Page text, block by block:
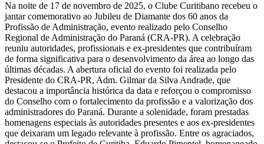
Na noite de 17 de novembro de 2025, o Clube Curitibano recebeu o
jantar comemorativo ao Jubileu de Diamante dos 60 anos da
Profissão de Administração, evento realizado pelo Conselho
Regional de Administração do Paraná (CRA-PR). A celebração
reuniu autoridades, profissionais e ex-presidentes que contribuíram
de forma significativa para o desenvolvimento da área ao longo das
últimas décadas. A abertura oficial do evento foi realizada pelo
Presidente do CRA-PR, Adm. Gilmar da Silva Andrade, que
destacou a importância histórica da data e reforçou o compromisso
do Conselho com o fortalecimento da profissão e a valorização dos
administradores do Paraná. Durante a solenidade, foram prestadas
homenagens especiais às autoridades presentes e aos ex-presidentes
que deixaram um legado relevante à profissão. Entre os agraciados,